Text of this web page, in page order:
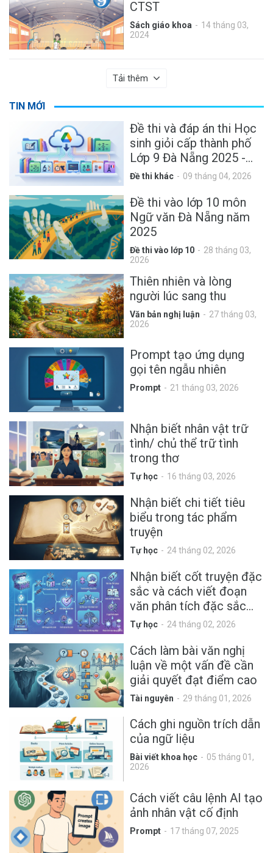
CTST
Sách giáo khoa
14 tháng 03,
2024
Tải thêm
TIN MỚI
Đề thi và đáp án thi Học
sinh giỏi cấp thành phố
Lớp 9 Đà Nẵng 2025 -
2026
Đề thi khác 09 tháng 04, 2026
Đề thi vào lớp 10 môn
Ngữ văn Đà Nẵng năm
2025
Đề thi vào lớp 10
28 tháng 03,
2026
Thiên nhiên và lòng
người lúc sang thu
Văn bản nghị luận
27 tháng 03,
2026
Prompt tạo ứng dụng
gọi tên ngẫu nhiên
Prompt 21 tháng 03, 2026
Nhận biết nhân vật trữ
tình/ chủ thể trữ tình
trong thơ
Tự học 16 tháng 03, 2026
Nhận biết chi tiết tiêu
biểu trong tác phẩm
truyện
Tự học 24 tháng 02, 2026
Nhận biết cốt truyện đặc
sắc và cách viết đoạn
văn phân tích đặc sắc
nghệ thuật
Tự học 24 tháng 02, 2026
Cách làm bài văn nghị
luận về một vấn đề cần
giải quyết đạt điểm cao
Tài nguyên 29 tháng 01, 2026
Cách ghi nguồn trích dẫn
của ngữ liệu
Bài viết khoa học
05 tháng 01,
2026
Cách viết câu lệnh AI tạo
ảnh nhân vật cố định
Prompt 17 tháng 07, 2025